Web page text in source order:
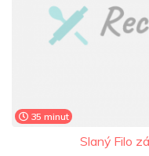
35 minut
Slaný Filo